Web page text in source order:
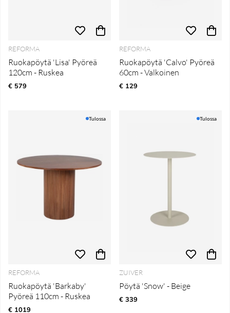
REFORMA
Ruokapöytä 'Lisa' Pyöreä
120cm - Ruskea
€ 579
REFORMA
Ruokapöytä 'Calvo' Pyöreä
60cm - Valkoinen
€ 129
Tulossa
REFORMA
Ruokapöytä 'Barkaby'
Pyöreä 110cm - Ruskea
€ 1019
Tulossa
ZUIVER
Pöytä 'Snow' - Beige
€ 339